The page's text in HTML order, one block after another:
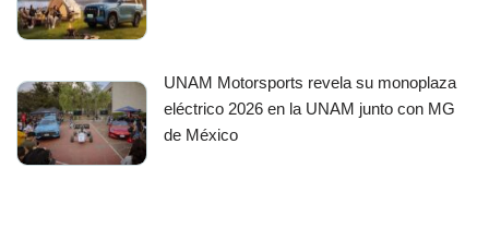
UNAM Motorsports revela su monoplaza
eléctrico 2026 en la UNAM junto con MG
de México